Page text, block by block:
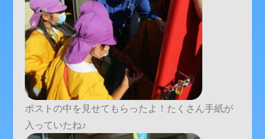
ポストの中を見せてもらったよ！たくさん手紙が
入っていたね♪